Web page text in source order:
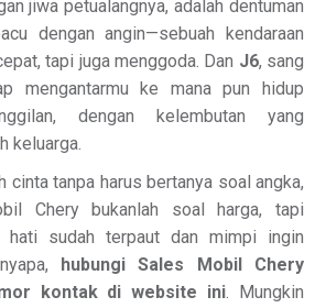
jiwa petualangnya, adalah dentuman
dengan angin—sebuah kendaraan
tapi juga menggoda. Dan J6, sang
mengantarmu ke mana pun hidup
dengan kelembutan yang
keluarga.
cinta tanpa harus bertanya soal angka,
Chery bukanlah soal harga, tapi
hati sudah terpaut dan mimpi ingin
hubungi Sales Mobil Chery
kontak di website ini. Mungkin